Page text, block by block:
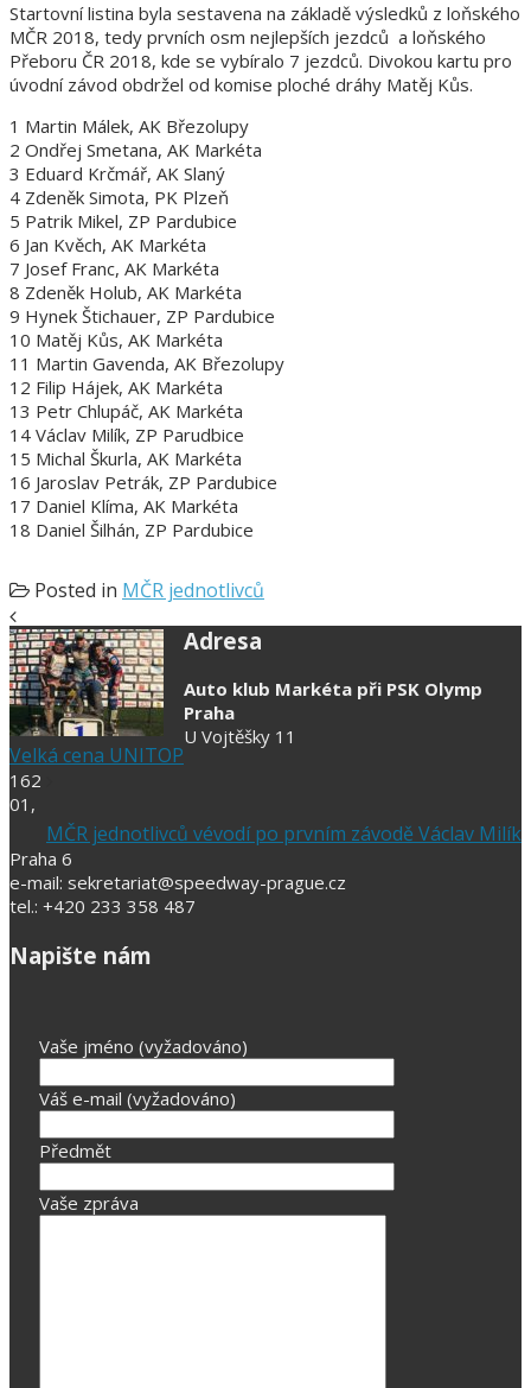
Startovní listina byla sestavena na základě výsledků z loňského
MČR 2018, tedy prvních osm nejlepších jezdců a loňského
Přeboru ČR 2018, kde se vybíralo 7 jezdců. Divokou kartu pro
úvodní závod obdržel od komise ploché dráhy Matěj Kůs.
1 Martin Málek, AK Březolupy
2 Ondřej Smetana, AK Markéta
3 Eduard Krčmář, AK Slaný
4 Zdeněk Simota, PK Plzeň
5 Patrik Mikel, ZP Pardubice
6 Jan Kvěch, AK Markéta
7 Josef Franc, AK Markéta
8 Zdeněk Holub, AK Markéta
9 Hynek Štichauer, ZP Pardubice
10 Matěj Kůs, AK Markéta
11 Martin Gavenda, AK Březolupy
12 Filip Hájek, AK Markéta
13 Petr Chlupáč, AK Markéta
14 Václav Milík, ZP Parudbice
15 Michal Škurla, AK Markéta
16 Jaroslav Petrák, ZP Pardubice
17 Daniel Klíma, AK Markéta
18 Daniel Šilhán, ZP Pardubice
Posted in MČR jednotlivců
Velká cena UNITOP
MČR jednotlivců vévodí po prvním závodě Václav Milík
Adresa
Auto klub Markéta při PSK Olymp
Praha
U Vojtěšky 11
162
01,
Praha 6
e-mail: sekretariat@speedway-prague.cz
tel.: +420 233 358 487
Napište nám
Vaše jméno (vyžadováno)
Váš e-mail (vyžadováno)
Předmět
Vaše zpráva